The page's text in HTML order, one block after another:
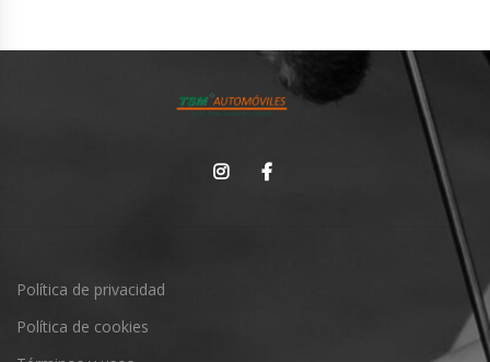
Política de privacidad
Política de cookies